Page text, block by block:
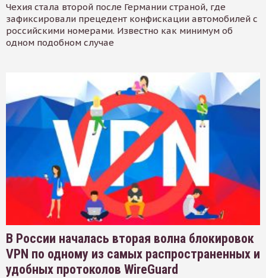
Чехия стала второй после Германии страной, где
зафиксировали прецедент конфискации автомобилей с
российскими номерами. Известно как минимум об
одном подобном случае
В России началась вторая волна блокировок
VPN по одному из самых распространенных и
удобных протоколов WireGuard